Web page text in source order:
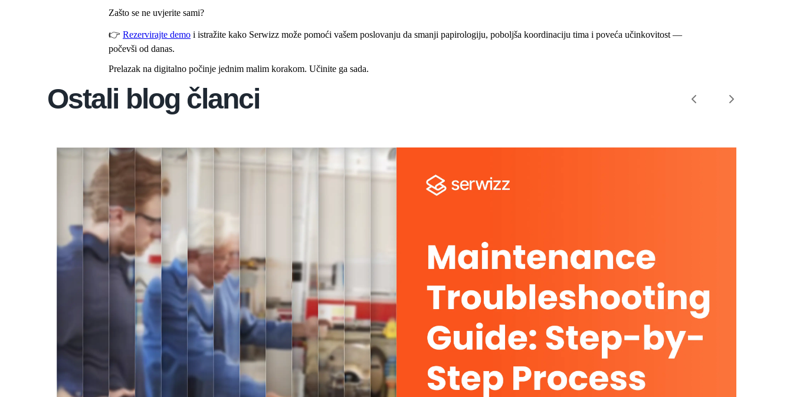
Zašto se ne uvjerite sami?
👉 Rezervirajte demo i istražite kako Serwizz može pomoći vašem poslovanju da smanji papirologiju, poboljša koordinaciju tima i poveća učinkovitost —
počevši od danas.
Prelazak na digitalno počinje jednim malim korakom. Učinite ga sada.
Ostali blog članci